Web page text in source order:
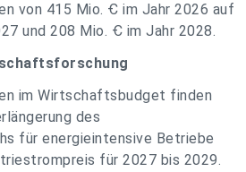
von 415 Mio. Ꞓ im Jahr 2026 auf
und 208 Mio. Ꞓ im Jahr 2028.
im Wirtschaftsbudget finden
des
für energieintensive Betriebe
für 2027 bis 2029.